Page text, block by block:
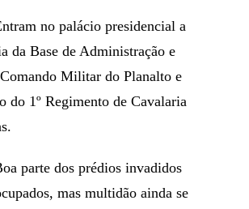
no palácio presidencial a
da Base de Administração e
Militar do Planalto e
do 1º Regimento de Cavalaria
parte dos prédios invadidos
mas multidão ainda se